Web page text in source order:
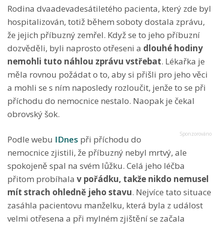
Rodina dvaadevadesátiletého pacienta, který zde byl
hospitalizován, totiž během soboty dostala zprávu,
že jejich příbuzný zemřel. Když se to jeho příbuzní
dozvěděli, byli naprosto otřeseni a dlouhé hodiny
nemohli tuto náhlou zprávu vstřebat. Lékařka je
měla rovnou požádat o to, aby si přišli pro jeho věci
a mohli se s ním naposledy rozloučit, jenže to se při
příchodu do nemocnice nestalo. Naopak je čekal
obrovský šok.
Podle webu IDnes při příchodu do
nemocnice zjistili, že příbuzný nebyl mrtvý, ale
spokojeně spal na svém lůžku. Celá jeho léčba
přitom probíhala v pořádku, takže nikdo nemusel
mít strach ohledně jeho stavu. Nejvíce tato situace
zasáhla pacientovu manželku, která byla z událost
velmi otřesena a při mylném zjištění se začala